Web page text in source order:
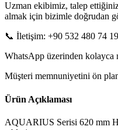
Uzman ekibimiz, talep
almak için bizimle doğrudan
📞 İletişim: +90 532 480 74 19
WhatsApp üzerinden kolayca
Müşteri memnuniyetini ön
Ürün Açıklaması
AQUARIUS Serisi 620 mm